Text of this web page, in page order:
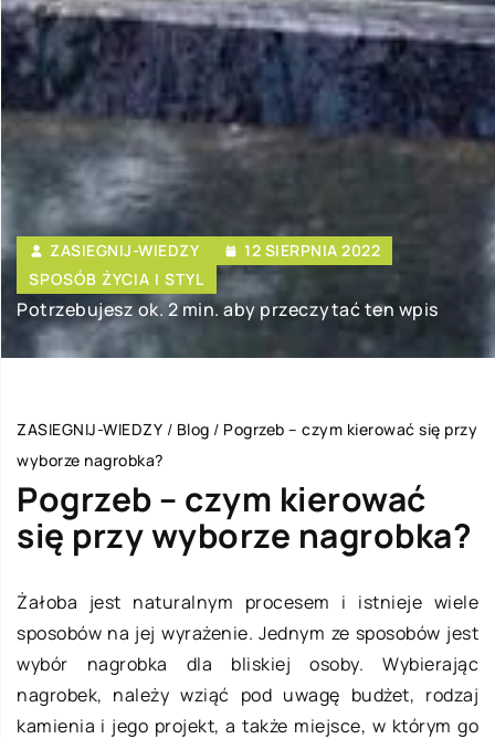
ZASIEGNIJ-WIEDZY
12 SIERPNIA 2022
SPOSÓB ŻYCIA I STYL
Potrzebujesz ok. 2 min. aby przeczytać ten wpis
ZASIEGNIJ-WIEDZY / Blog / Pogrzeb – czym kierować się przy
wyborze nagrobka?
Pogrzeb – czym kierować
się przy wyborze nagrobka?
Żałoba jest naturalnym procesem i istnieje wiele
sposobów na jej wyrażenie. Jednym ze sposobów jest
wybór nagrobka dla bliskiej osoby. Wybierając
nagrobek, należy wziąć pod uwagę budżet, rodzaj
kamienia i jego projekt, a także miejsce, w którym go